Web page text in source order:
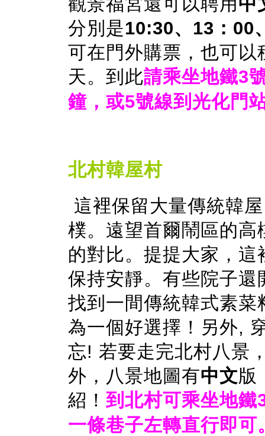
分別是10:30、13：00
可在門外購票，也可
天。到此請乘坐地鐵3
鐘，或5號線到光化門
北村韓屋村
這裡保留大量傳統韓
樸。遠望首爾鬧區的
的對比。提提大家，
保持安靜。有些院子
找到一間傳統韓式素
為一個好選擇！另外,
忘! 若要走完北村八景
外，八景地圖有中文版
紹！ 到北村可乘坐地鐵
一條巷子左轉直行即可